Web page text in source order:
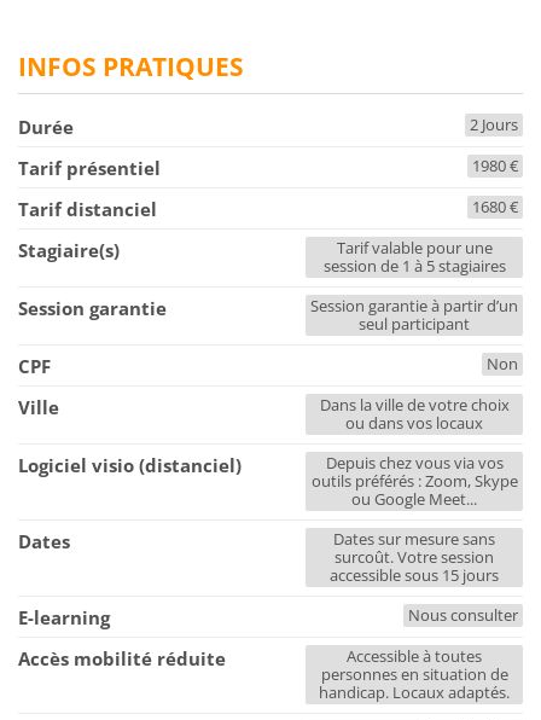
INFOS PRATIQUES
Durée 2 Jours
Tarif présentiel 1980 €
Tarif distanciel 1680 €
Stagiaire(s)
Tarif valable pour une
session de 1 à 5 stagiaires
Session garantie
Session garantie à partir d’un
seul participant
CPF Non
Ville
Dans la ville de votre choix
ou dans vos locaux
Logiciel visio (distanciel)
Depuis chez vous via vos
outils préférés : Zoom, Skype
ou Google Meet...
Dates
Dates sur mesure sans
surcoût. Votre session
accessible sous 15 jours
E-learning Nous consulter
Accès mobilité réduite
Accessible à toutes
personnes en situation de
handicap. Locaux adaptés.